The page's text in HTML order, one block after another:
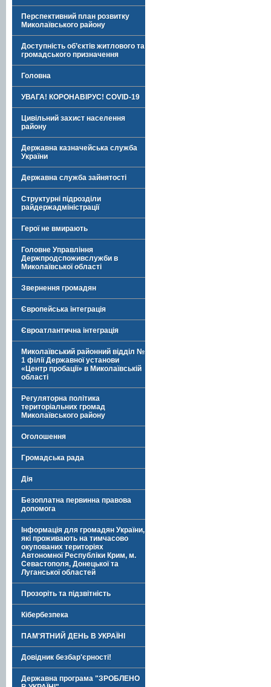
Перспективний план розвитку
Миколаївського району
Доступність об’єктів житлового та
громадського призначення
Головна
УВАГА! КОРОНАВІРУС! COVID-19
Цивільний захист населення
району
Державна казначейська служба
України
Державна служба зайнятості
Структурні підрозділи
райдержадміністрації
Герої не вмирають
Головне Управління
Держпродспоживслужби в
Миколаївської області
Звернення громадян
Європейська інтеграція
Євроатлантична інтеграція
Миколаївський районний відділ №
1 філії Державної установи
«Центр пробації» в Миколаївській
області
Регуляторна політика
територіальних громад
Миколаївського району
Оголошення
Громадська рада
Дія
Безоплатна первинна правова
допомога
Інформація для громадян України,
які проживають на тимчасово
окупованих територіях
Автономної Республіки Крим, м.
Севастополя, Донецької та
Луганської областей
Прозоріть та підзвітність
Кібербезпека
ПАМ'ЯТНИЙ ДЕНЬ В УКРАЇНІ
Довідник безбар'єрності!
Державна програма "ЗРОБЛЕНО